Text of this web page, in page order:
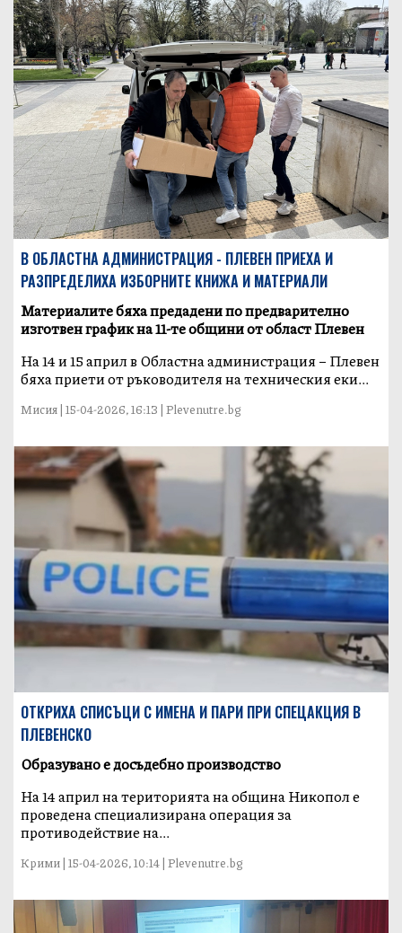
В ОБЛАСТНА АДМИНИСТРАЦИЯ - ПЛЕВЕН ПРИЕХА И
РАЗПРЕДЕЛИХА ИЗБОРНИТЕ КНИЖА И МАТЕРИАЛИ
Материалите бяха предадени по предварително
изготвен график на 11-те общини от област Плевен
На 14 и 15 април в Областна администрация – Плевен
бяха приети от ръководителя на техническия еки...
Мисия | 15-04-2026, 16:13 | Plevenutre.bg
ОТКРИХА СПИСЪЦИ С ИМЕНА И ПАРИ ПРИ СПЕЦАКЦИЯ В
ПЛЕВЕНСКО
Образувано е досъдебно производство
На 14 април на територията на община Никопол е
проведена специализирана операция за
противодействие на...
Крими | 15-04-2026, 10:14 | Plevenutre.bg